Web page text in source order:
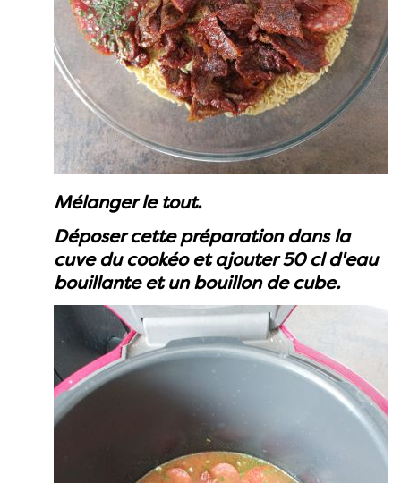
Mélanger le tout.
Déposer cette préparation dans la
cuve du cookéo et ajouter 50 cl d'eau
bouillante et un bouillon de cube.